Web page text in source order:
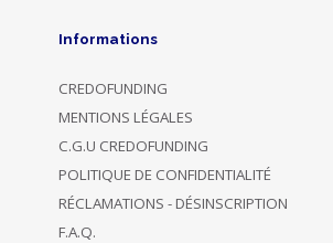
Informations
CREDOFUNDING
MENTIONS LÉGALES
C.G.U CREDOFUNDING
POLITIQUE DE CONFIDENTIALITÉ
RÉCLAMATIONS - DÉSINSCRIPTION
F.A.Q.